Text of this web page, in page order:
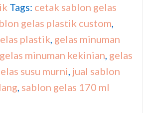
Tags: cetak sablon gelas
gelas plastik custom
plastik gelas minuman
gelas minuman kekinian gelas
susu murni jual sablon
sablon gelas 170 ml